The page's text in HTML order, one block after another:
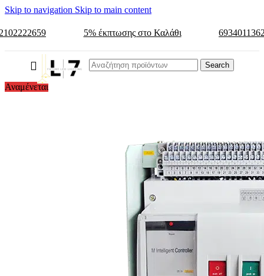
Skip to navigation Skip to main content
5% έκπτωσης στο Καλάθι
Search
Αναμένεται